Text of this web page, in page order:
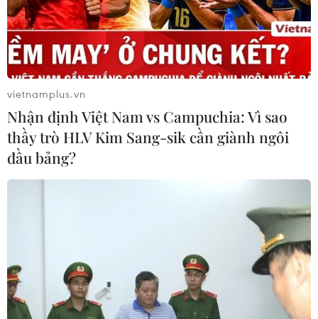
vietnamplus.vn
Nhận định Việt Nam vs Campuchia: Vì sao
thầy trò HLV Kim Sang-sik cần giành ngôi
đầu bảng?